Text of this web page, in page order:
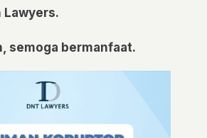
Lawyers.
semoga bermanfaat.